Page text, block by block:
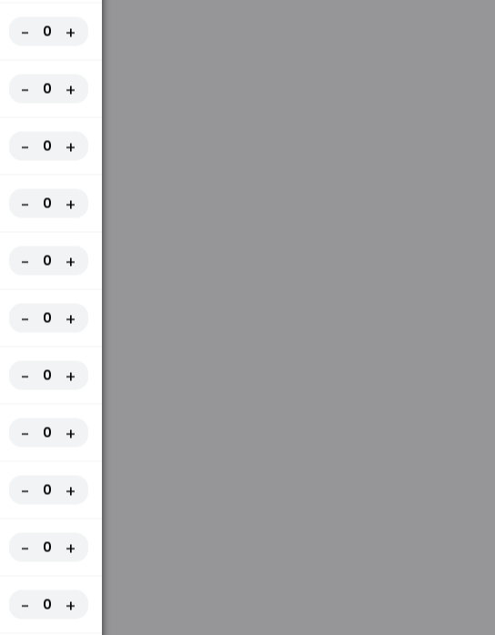
- +
- +
- +
- +
- +
- +
- +
- +
- +
- +
- +